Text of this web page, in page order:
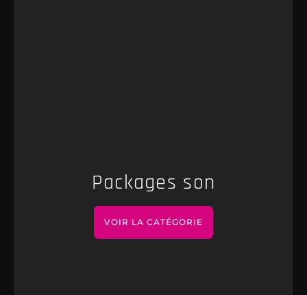
Packages son
VOIR LA CATÉGORIE